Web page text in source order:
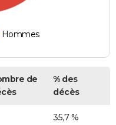
Hommes
de
% des
décès
35,7 %